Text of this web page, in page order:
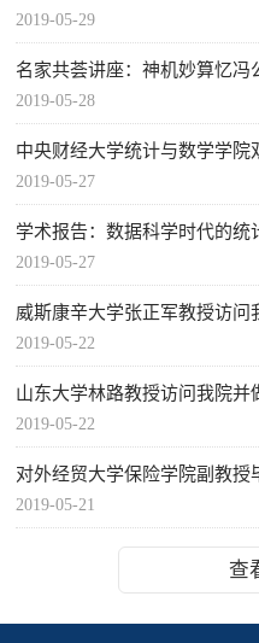
2019-05-29
名家共荟讲座：神机妙算忆冯
2019-05-28
中央财经大学统计与数学学院
2019-05-27
学术报告：数据科学时代的统
2019-05-27
威斯康辛大学张正军教授访问
2019-05-22
山东大学林路教授访问我院并
2019-05-22
对外经贸大学保险学院副教
2019-05-21
查